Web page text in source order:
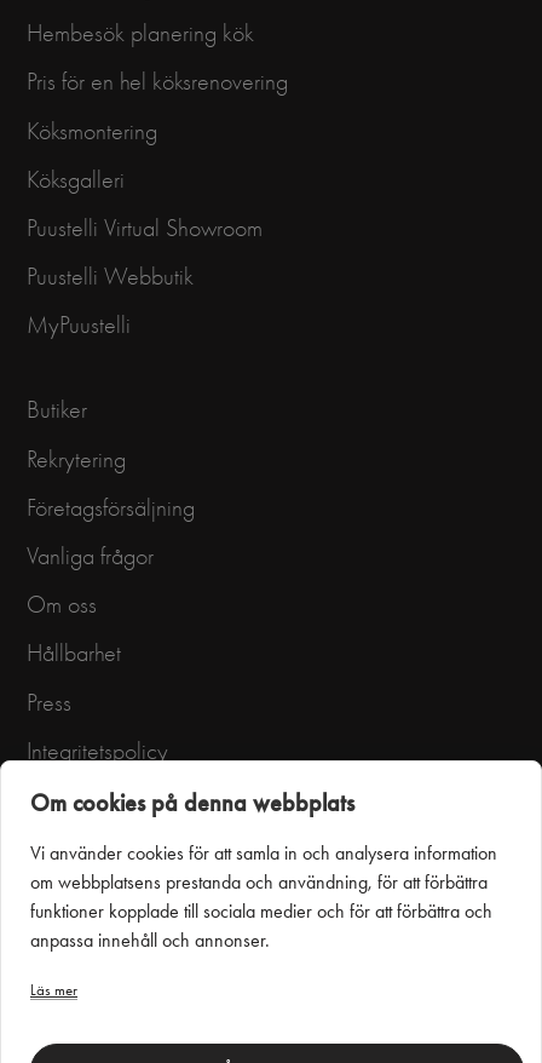
Hembesök planering kök
Pris för en hel köksrenovering
Köksmontering
Köksgalleri
Puustelli Virtual Showroom
Puustelli Webbutik
MyPuustelli
Butiker
Rekrytering
Företagsförsäljning
Vanliga frågor
Om oss
Hållbarhet
Press
Integritetspolicy
Användarvillkor
Om cookies på denna webbplats
Vi använder cookies för att samla in och analysera information
om webbplatsens prestanda och användning, för att förbättra
funktioner kopplade till sociala medier och för att förbättra och
anpassa innehåll och annonser.
Läs mer